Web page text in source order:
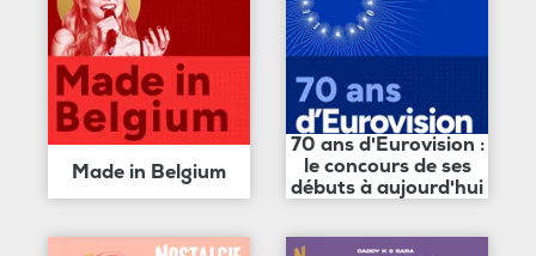
Made in Belgium
70 ans d'Eurovision :
le concours de ses
débuts à aujourd'hui